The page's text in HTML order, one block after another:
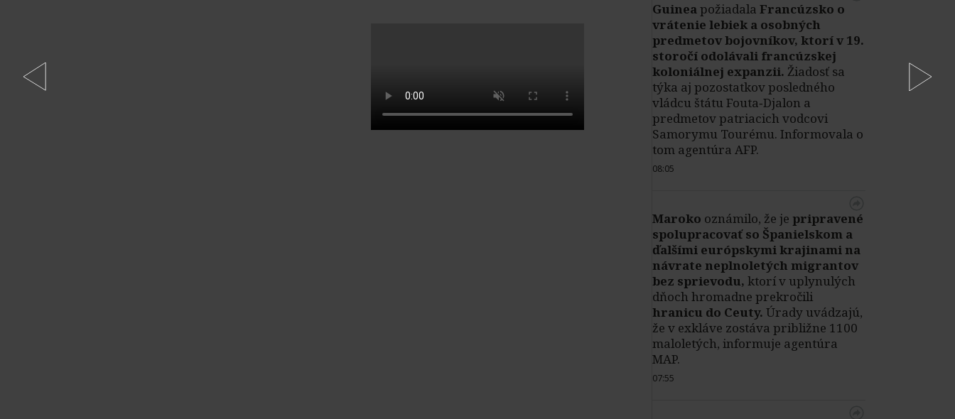
Guineapožiadala Francúzsko o
vrátenie lebiek a osobných
predmetov bojovníkov, ktorí v 19.
storočí odolávali francúzskej
koloniálnej expanzii. Žiadosť sa
týka aj pozostatkov posledného
vládcu štátu Fouta‑Djalon a
predmetov patriacich vodcovi
Samorymu Tourému. Informovala o
tom agentúra AFP.
08:05
Maroko oznámilo, že je pripravené
spolupracovať so Španielskom a
ďalšími európskymi krajinami na
návrate neplnoletých migrantov
bez sprievodu, ktorí v uplynulých
dňoch hromadne prekročili
hranicu do Ceuty. Úrady uvádzajú,
že v exkláve zostáva približne 1100
maloletých, informuje agentúra
MAP.
07:55